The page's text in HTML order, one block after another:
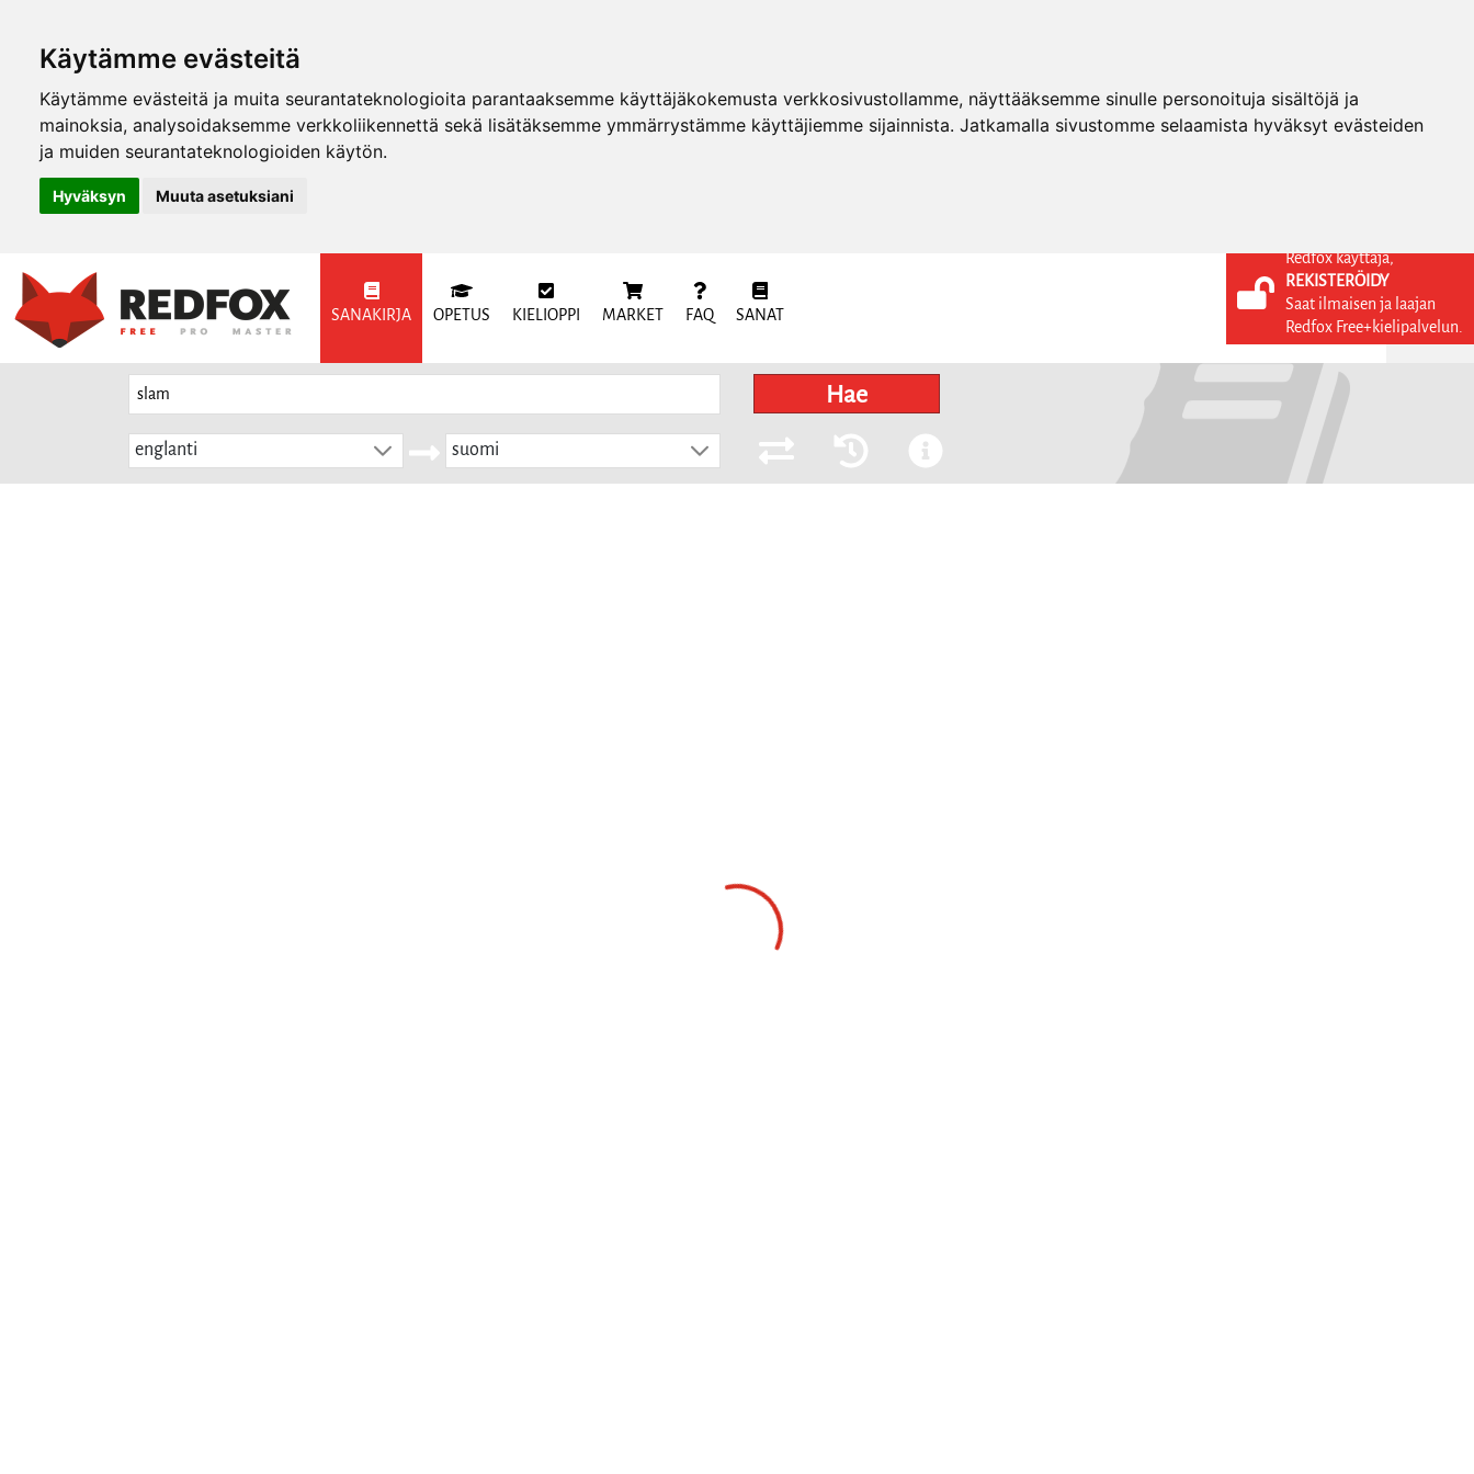
Käytämme evästeitä
Käytämme evästeitä ja muita seurantateknologioita parantaaksemme käyttäjäkokemusta verkkosivustollamme, näyttääksemme sinulle personoituja sisältöjä ja
mainoksia, analysoidaksemme verkkoliikennettä sekä lisätäksemme ymmärrystämme käyttäjiemme sijainnista. Jatkamalla sivustomme selaamista hyväksyt evästeiden
ja muiden seurantateknologioiden käytön.
Hyväksyn Muuta asetuksiani
SANAKIRJA OPETUS KIELIOPPI MARKET FAQ SANAT
KIRJAUDU SISÄÄN
REKISTERÖIDY
Hae
englanti suomi
Redfox käyttäjä,
REKISTERÖIDY
Saat ilmaisen ja laajan
Redfox Free+kielipalvelun.